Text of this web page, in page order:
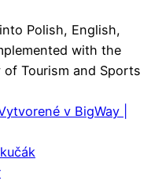
Polish, English,
with the
Tourism and Sports
v BigWay |